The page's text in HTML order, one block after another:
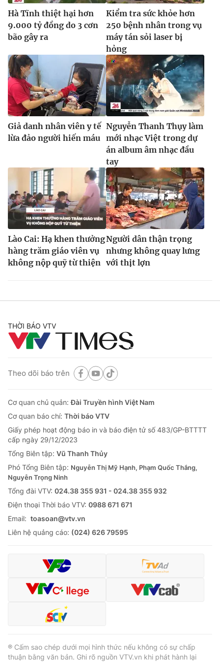
Ðiện thoại Thời báo VTV:024.66 897 897
Email:toasoan@vtv.vn
Liên hệ quảng cáo:
024-7300.7108
® Cấm sao chép dưới mọi hình thức nếu không có sự chấp
thuận bằng văn bản. Ghi rõ nguồn VTV.vn khi phát hành lại
thông tin từ website này.
Hà Tĩnh thiệt hại hơn
9.000 tỷ đồng do 3 cơn
bão gây ra
Kiểm tra sức khỏe hơn
250 bệnh nhân trong vụ
máy tán sỏi laser bị
hỏng
Giả danh nhân viên y tế
lừa đảo người hiến máu
Nguyễn Thanh Thụy làm
mới nhạc Việt trong dự
án album âm nhạc đầu
tay
Lào Cai: Hạ khen thưởng
hàng trăm giáo viên vụ
không nộp quỹ từ thiện
Người dân thận trọng
nhưng không quay lưng
với thịt lợn
THỜI BÁO VTV
Theo dõi báo trên
Cơ quan chủ quản:Đài Truyền hình Việt Nam
Cơ quan báo chí: Thời báo VTV
Giấy phép hoạt động báo in và báo điện tử số 483/GP-BTTTT
cấp ngày 29/12/2023
Tổng Biên tập: Vũ Thanh Thủy
Phó Tổng Biên tập: Nguyễn Thị Mỹ Hạnh, Phạm Quốc Thắng,
Nguyễn Trọng Ninh
Tổng đài VTV: 024.38 355 931 - 024.38 355 932
Ðiện thoại Thời báo VTV: 0988 671 671
Email: toasoan@vtv.vn
Liên hệ quảng cáo: (024) 626 79595
® Cấm sao chép dưới mọi hình thức nếu không có sự chấp
thuận bằng văn bản. Ghi rõ nguồn VTV.vn khi phát hành lại